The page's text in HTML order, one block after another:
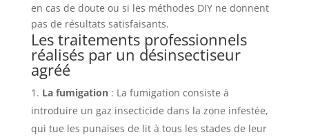
en cas de doute ou si les méthodes DIY ne donnent
pas de résultats satisfaisants.
Les traitements professionnels
réalisés par un désinsectiseur
agréé
La fumigation: La fumigation consiste à
introduire un gaz insecticide dans la zone infestée,
qui tue les punaises de lit à tous les stades de leur